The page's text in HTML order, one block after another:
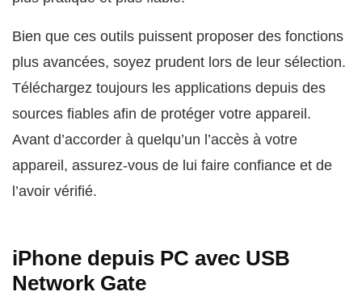
Bien que ces outils puissent proposer des fonctions
plus avancées, soyez prudent lors de leur sélection.
Téléchargez toujours les applications depuis des
sources fiables afin de protéger votre appareil.
Avant d’accorder à quelqu’un l’accès à votre
appareil, assurez-vous de lui faire confiance et de
l’avoir vérifié.
iPhone depuis PC avec USB
Network Gate